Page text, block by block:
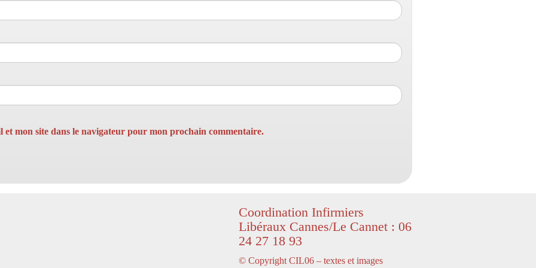
mon site dans le navigateur pour mon prochain commentaire.
Coordination Infirmiers
Libéraux Cannes/Le Cannet : 06
24 27 18 93
© Copyright CIL06 – textes et images